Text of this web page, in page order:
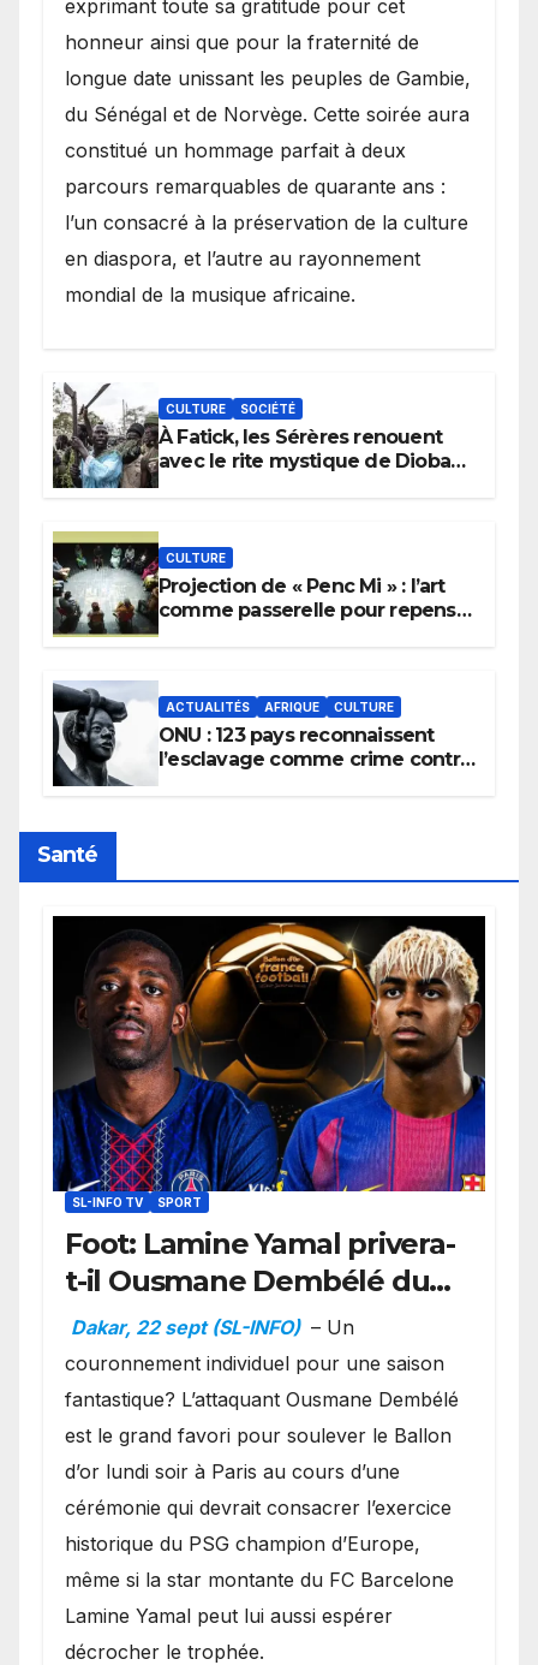
exprimant toute sa gratitude pour cet
honneur ainsi que pour la fraternité de
longue date unissant les peuples de Gambie,
du Sénégal et de Norvège. Cette soirée aura
constitué un hommage parfait à deux
parcours remarquables de quarante ans :
l’un consacré à la préservation de la culture
en diaspora, et l’autre au rayonnement
mondial de la musique africaine.
CULTURE SOCIÉTÉ
À Fatick, les Sérères renouent
avec le rite mystique de Diobaye
CULTURE
Projection de « Penc Mi » : l’art
comme passerelle pour repenser
ACTUALITÉS AFRIQUE CULTURE
ONU : 123 pays reconnaissent
l’esclavage comme crime contre
Santé
SL-INFO TV SPORT
Foot: Lamine Yamal privera-
t-il Ousmane Dembélé du
Ballon d’or ?
Dakar, 22 sept (SL-INFO) – Un
couronnement individuel pour une saison
fantastique? L’attaquant Ousmane Dembélé
est le grand favori pour soulever le Ballon
d’or lundi soir à Paris au cours d’une
cérémonie qui devrait consacrer l’exercice
historique du PSG champion d’Europe,
même si la star montante du FC Barcelone
Lamine Yamal peut lui aussi espérer
décrocher le trophée.